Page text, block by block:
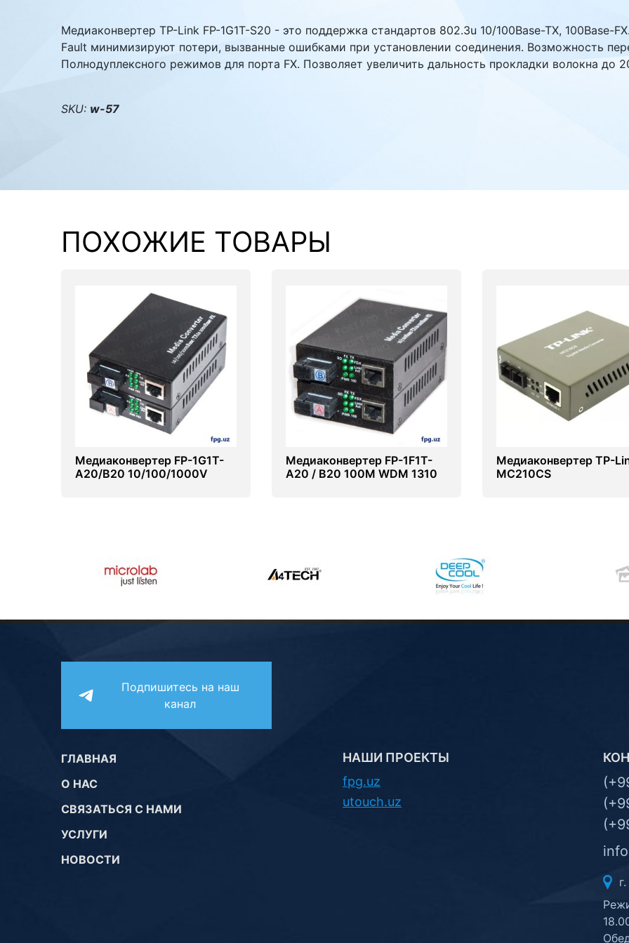
Комплектующие ПК
Медиаконвертер TP-Link FP-1G1T-S20 - это поддержка стандартов 802.3u 10/100Base-TX, 100Base-
Fault минимизируют потери, вызванные ошибками при установлении соединения. Возможность
Полнодуплексного режимов для порта FX. Позволяет увеличить дальность прокладки волокна до
SKU: w-57
ПОХОЖИЕ ТОВАРЫ
Медиаконвертер FP-1G1T-
A20/B20 10/100/1000V
Медиаконвертер FP-1F1T-
A20 / B20 100M WDM 1310
Медиаконвертер TP-
MC210CS
Подпишитесь на наш
канал
ГЛАВНАЯ
О НАС
СВЯЗАТЬСЯ С НАМИ
УСЛУГИ
НОВОСТИ
НАШИ ПРОЕКТЫ
fpg.uz
utouch.uz